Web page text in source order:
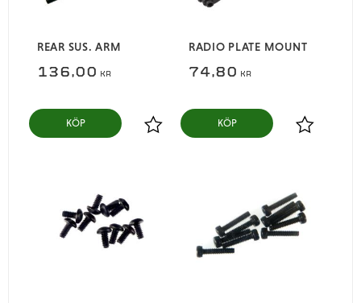
REAR SUS. ARM
136,00 KR
Lägg till i favoriter
KÖP
RADIO PLATE MOUNT
74,80 KR
Lägg till i
KÖP